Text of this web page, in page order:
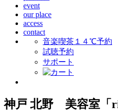
event
our place
access
contact
音楽喫茶１４℃予約
試聴予約
サポート
神戸 北野 美容室「